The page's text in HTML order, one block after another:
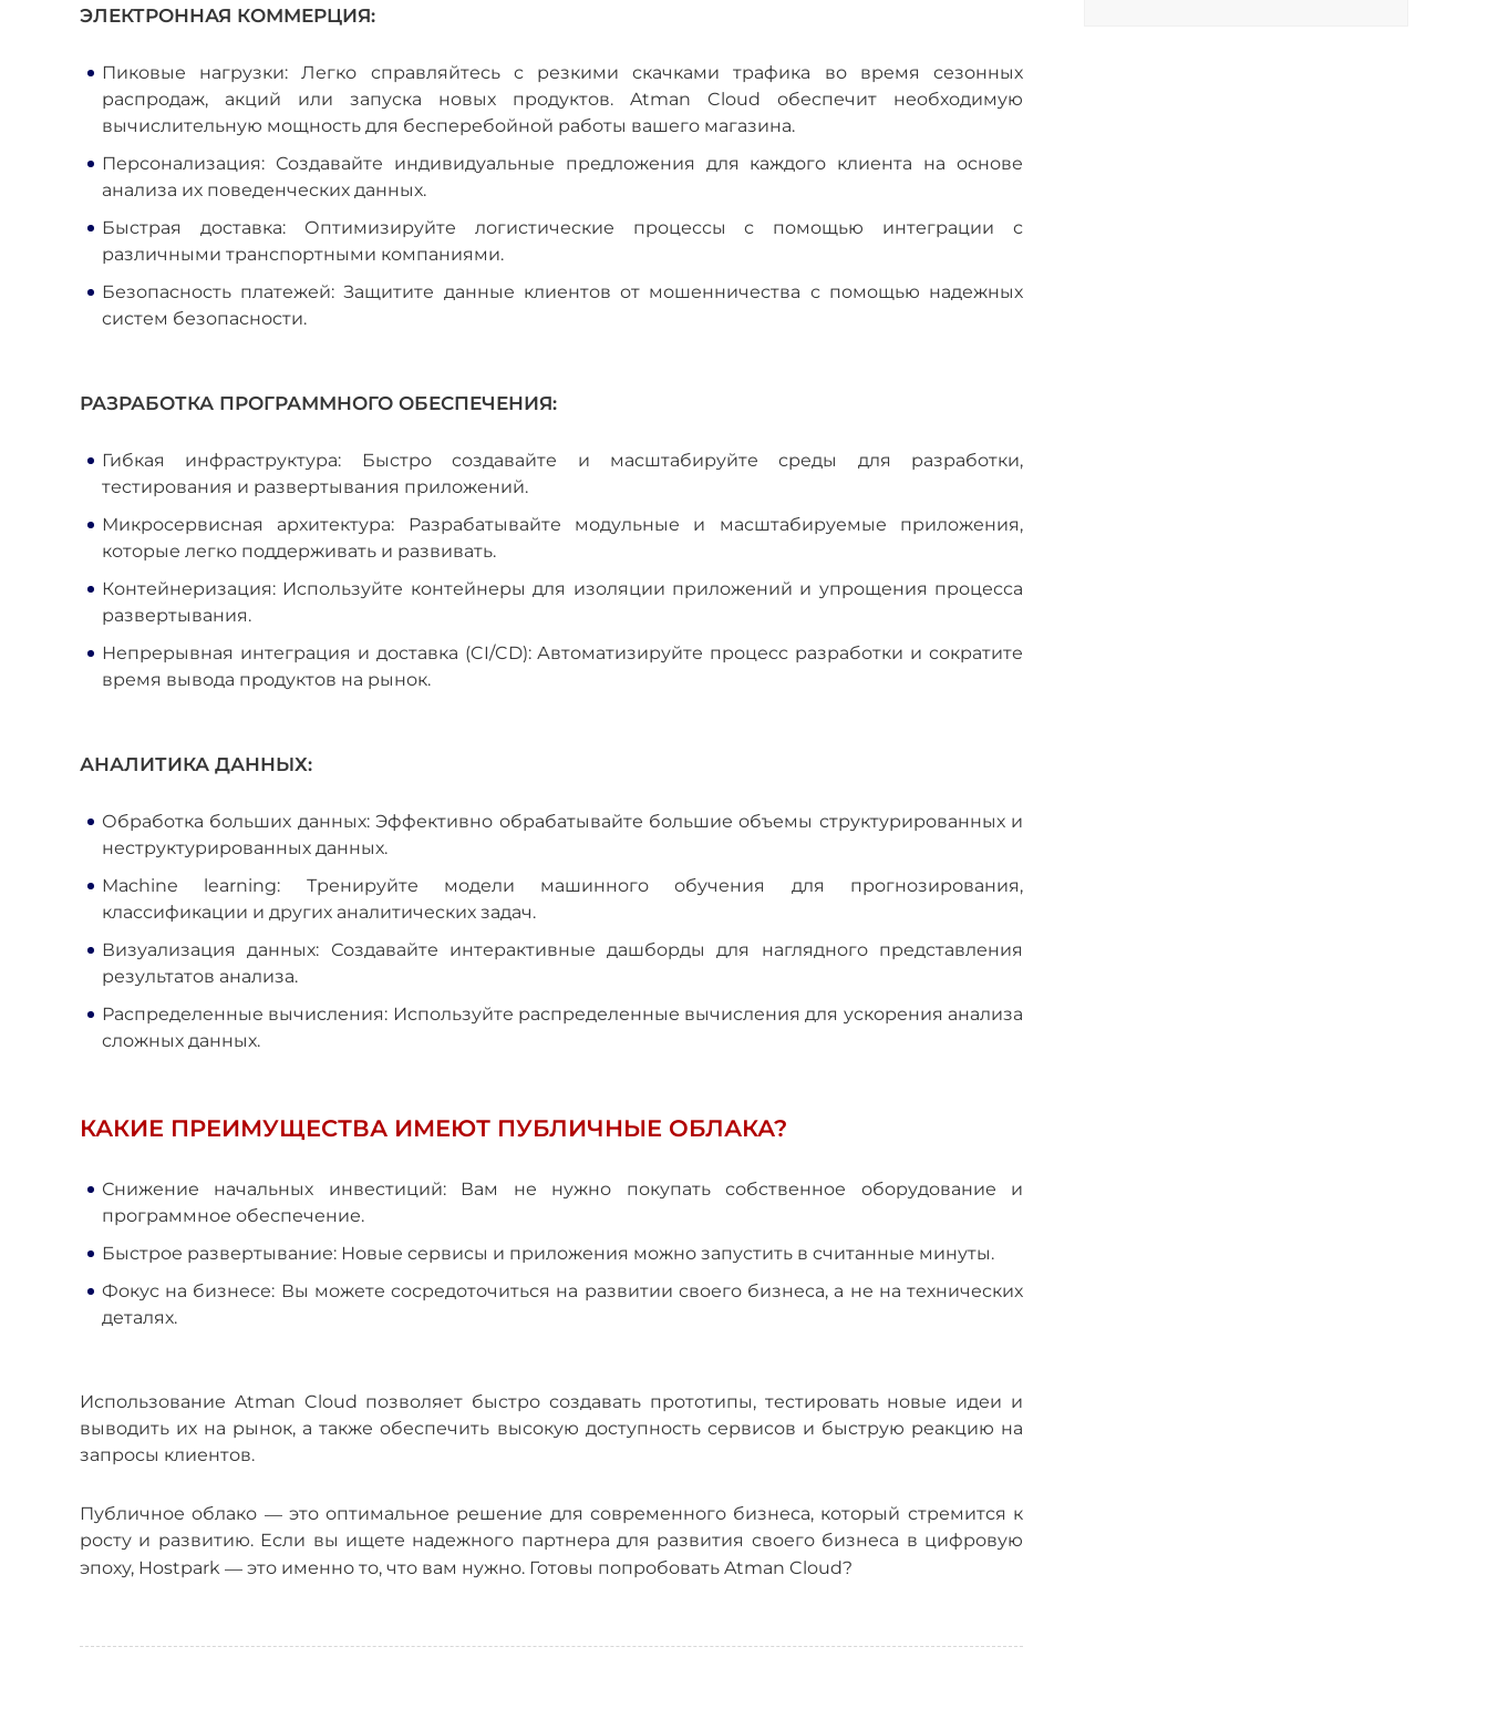
ЭЛЕКТРОННАЯ КОММЕРЦИЯ:
Пиковые нагрузки: Легко справляйтесь с резкими скачками трафика во время сезонных
распродаж, акций или запуска новых продуктов. Atman Cloud обеспечит необходимую
вычислительную мощность для бесперебойной работы вашего магазина.
Персонализация: Создавайте индивидуальные предложения для каждого клиента на основе
анализа их поведенческих данных.
Быстрая доставка: Оптимизируйте логистические процессы с помощью интеграции с
различными транспортными компаниями.
Безопасность платежей: Защитите данные клиентов от мошенничества с помощью надежных
систем безопасности.
РАЗРАБОТКА ПРОГРАММНОГО ОБЕСПЕЧЕНИЯ:
Гибкая инфраструктура: Быстро создавайте и масштабируйте среды для разработки,
тестирования и развертывания приложений.
Микросервисная архитектура: Разрабатывайте модульные и масштабируемые приложения,
которые легко поддерживать и развивать.
Контейнеризация: Используйте контейнеры для изоляции приложений и упрощения процесса
развертывания.
Непрерывная интеграция и доставка (CI/CD): Автоматизируйте процесс разработки и сократите
время вывода продуктов на рынок.
АНАЛИТИКА ДАННЫХ:
Обработка больших данных: Эффективно обрабатывайте большие объемы структурированных и
неструктурированных данных.
Machine learning: Тренируйте модели машинного обучения для прогнозирования,
классификации и других аналитических задач.
Визуализация данных: Создавайте интерактивные дашборды для наглядного представления
результатов анализа.
Распределенные вычисления: Используйте распределенные вычисления для ускорения анализа
сложных данных.
КАКИЕ ПРЕИМУЩЕСТВА ИМЕЮТ ПУБЛИЧНЫЕ ОБЛАКА?
Снижение начальных инвестиций: Вам не нужно покупать собственное оборудование и
программное обеспечение.
Быстрое развертывание: Новые сервисы и приложения можно запустить в считанные минуты.
Фокус на бизнесе: Вы можете сосредоточиться на развитии своего бизнеса, а не на технических
деталях.
Использование Atman Cloud позволяет быстро создавать прототипы, тестировать новые идеи и
выводить их на рынок, а также обеспечить высокую доступность сервисов и быструю реакцию на
запросы клиентов.
Публичное облако —это оптимальное решение для современного бизнеса, который стремится к
росту и развитию. Если вы ищете надежного партнера для развития своего бизнеса в цифровую
эпоху, Hostpark — это именно то, что вам нужно. Готовы попробовать Atman Cloud?